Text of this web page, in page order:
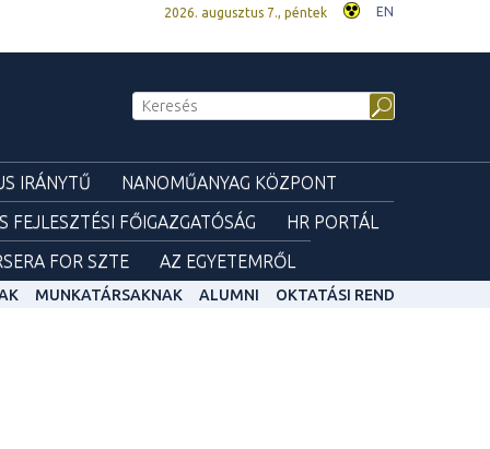
2026. augusztus 7., péntek EN
IRÁNYTŰ
NANOMŰANYAG KÖZPONT
FEJLESZTÉSI FŐIGAZGATÓSÁG
HR PORTÁL
FOR SZTE AZ EGYETEMRŐL
MUNKATÁRSAKNAK ALUMNI OKTATÁSI REND